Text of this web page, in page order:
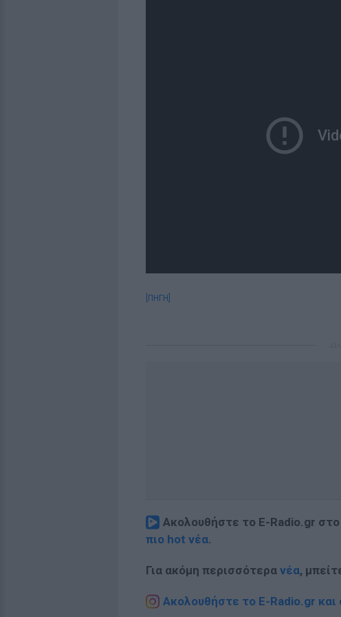
[ΠΗΓΗ]
Ακολουθήστε το E-Radio.gr στο
πιο hot νέα.
Για ακόμη περισσότερα νέα,
Ακολουθήστε το E-Radio.gr